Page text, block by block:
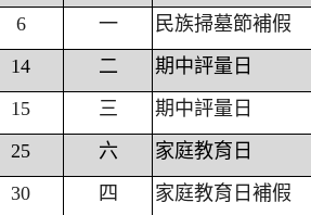
6 一
民族掃墓節補假
14 二
期中評量日
15 三
期中評量日
25 六
家庭教育日
30 四
家庭教育日補假